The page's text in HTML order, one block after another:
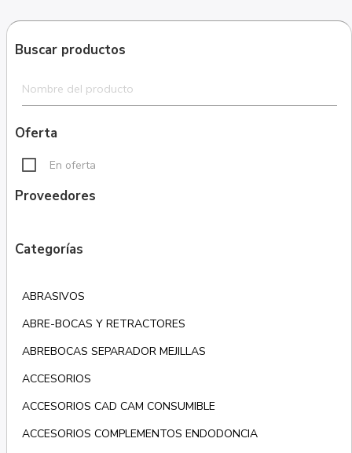
Buscar productos
Oferta
En oferta
Proveedores
Categorías
ABRASIVOS
ABRE-BOCAS Y RETRACTORES
ABREBOCAS SEPARADOR MEJILLAS
ACCESORIOS
ACCESORIOS CAD CAM CONSUMIBLE
ACCESORIOS COMPLEMENTOS ENDODONCIA